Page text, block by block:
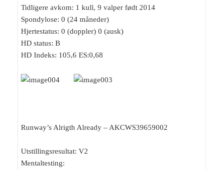
Tidligere avkom: 1 kull, 9 valper født 2014
Spondylose: 0 (24 måneder)
Hjertestatus: 0 (doppler) 0 (ausk)
HD status: B
HD Indeks: 105,6 ES:0,68
Runway’s Alrigth Already – AKCWS39659002
Utstillingsresultat: V2
Mentaltesting: